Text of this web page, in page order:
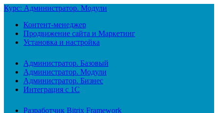
Курс: Администратор. Модули
Контент-менеджер
Продвижение сайта и Маркетинг
Установка и настройка
Администратор. Базовый
Администратор. Модули
Администратор. Бизнес
Интеграция с 1С
Разработчик Bitrix Framework